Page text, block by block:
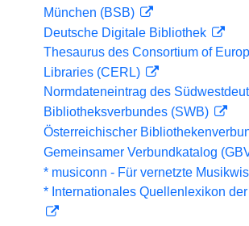
München (BSB)
Deutsche Digitale Bibliothek
Thesaurus des Consortium of
Libraries (CERL)
Normdateneintrag des
Bibliotheksverbundes (SWB)
Österreichischer
Gemeinsamer Verbundkatalog
* musiconn - Für vernetzte
* Internationales Quellenlexikon